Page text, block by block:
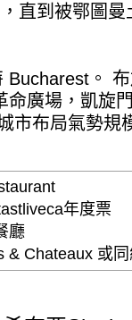
直到被鄂圖
。
廣場，凱旋
市布局氣勢規
年度票
廳
& Chateaux 或